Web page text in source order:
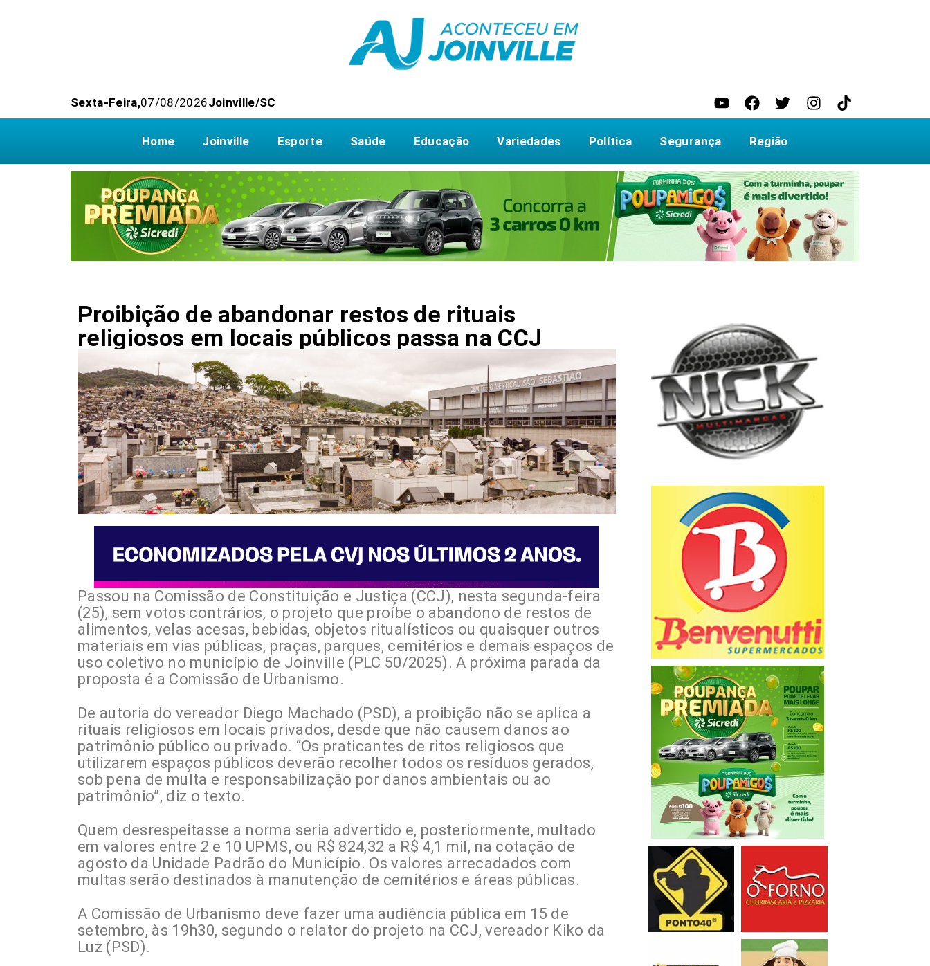
Sexta-Feira,07/08/2026Joinville/SC
Home Joinville Esporte Saúde Educação Variedades Política Segurança Região
Proibição de abandonar restos de rituais
religiosos em locais públicos passa na CCJ
Passou na Comissão de Constituição e Justiça (CCJ), nesta segunda-feira
(25), sem votos contrários, o projeto que proíbe o abandono de restos de
alimentos, velas acesas, bebidas, objetos ritualísticos ou quaisquer outros
materiais em vias públicas, praças, parques, cemitérios e demais espaços de
uso coletivo no município de Joinville (PLC 50/2025). A próxima parada da
proposta é a Comissão de Urbanismo.
De autoria do vereador Diego Machado (PSD), a proibição não se aplica a
rituais religiosos em locais privados, desde que não causem danos ao
patrimônio público ou privado. “Os praticantes de ritos religiosos que
utilizarem espaços públicos deverão recolher todos os resíduos gerados,
sob pena de multa e responsabilização por danos ambientais ou ao
patrimônio”, diz o texto.
Quem desrespeitasse a norma seria advertido e, posteriormente, multado
em valores entre 2 e 10 UPMS, ou R$ 824,32 a R$ 4,1 mil, na cotação de
agosto da Unidade Padrão do Município. Os valores arrecadados com
multas serão destinados à manutenção de cemitérios e áreas públicas.
A Comissão de Urbanismo deve fazer uma audiência pública em 15 de
setembro, às 19h30, segundo o relator do projeto na CCJ, vereador Kiko da
Luz (PSD).